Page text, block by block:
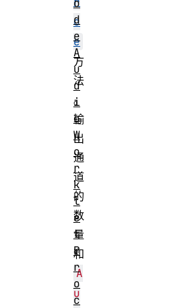
c
e
方
法
。
输
出
通
道
的
数
量
和
A
u
d
e
A
u
d
i
o
W
o
r
k
l
e
t
P
r
o
c